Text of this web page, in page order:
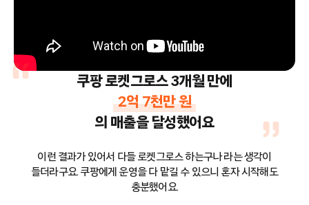
쿠팡 로켓그로스 3개월 만에
2억 7천만 원
의 매출을 달성했어요
이런 결과가 있어서 다들 로켓그로스 하는구나 라는 생각이
들더라구요. 쿠팡에게 운영을 다 맡길 수 있으니 혼자 시작해도
충분했어요.